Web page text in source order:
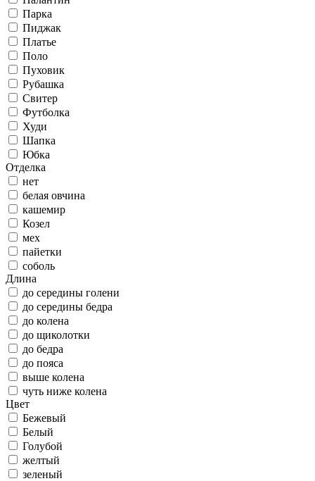
Парка
Пиджак
Платье
Поло
Пуховик
Рубашка
Свитер
Футболка
Худи
Шапка
Юбка
Отделка
нет
белая овчина
кашемир
Козел
мех
пайетки
соболь
Длина
до середины голени
до середины бедра
до колена
до щиколотки
до бедра
до пояса
выше колена
чуть ниже колена
Цвет
Бежевый
Белый
Голубой
желтый
зеленый